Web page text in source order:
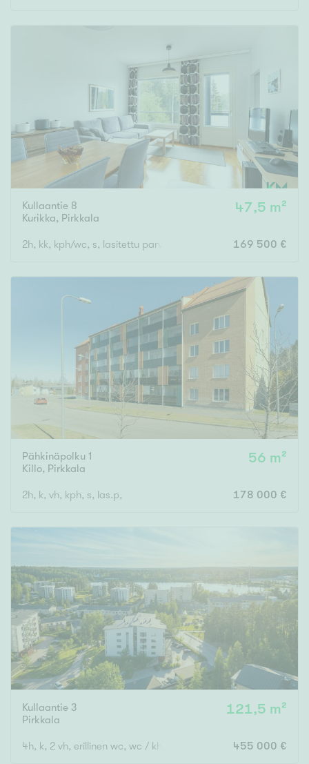
Kullaantie 8
Kurikka, Pirkkala
47,5 m²
2h, kk, kph/wc, s, lasitettu parveke 169 500 €
Pähkinäpolku 1
Killo, Pirkkala
56 m²
2h, k, vh, kph, s, las.p, 178 000 €
Kullaantie 3
Pirkkala
121,5 m²
4h, k, 2 vh, erillinen wc, wc / kh-tila / saunaos., 2 las. p
455 000 €